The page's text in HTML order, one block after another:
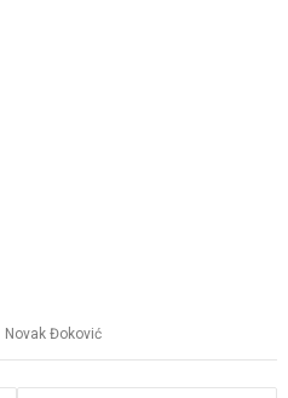
Novak Đoković